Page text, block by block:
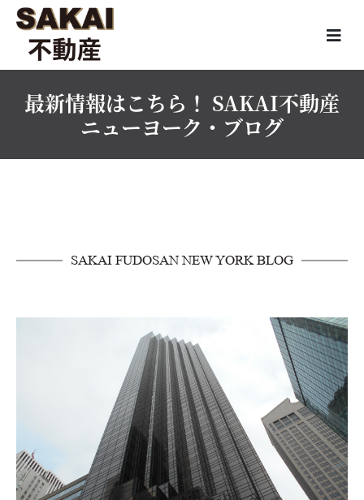
最新情報はこちら！ SAKAI不動産
ニューヨーク・ブログ
SAKAI FUDOSAN NEW YORK BLOG